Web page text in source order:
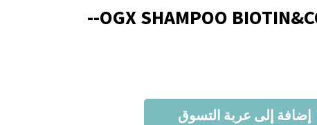
OGX SHAMPOO
إضافة إلى عربة التسوق